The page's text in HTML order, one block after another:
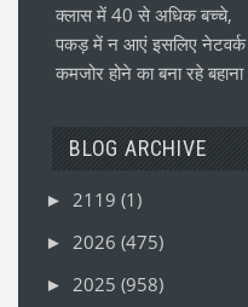
क्लास में 40 से अधिक बच्चे,
पकड़ में न आएं इसलिए नेटवर्क
कमजोर होने का बना रहे बहाना
BLOG ARCHIVE
► 2119 (1)
► 2026 (475)
► 2025 (958)